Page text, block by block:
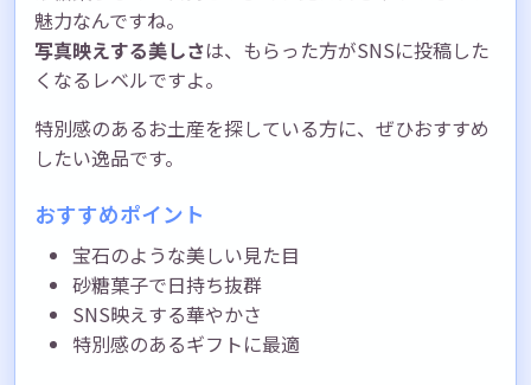
魅力なんですね。
写真映えする美しさは、もらった方がSNSに投稿した
くなるレベルですよ。
特別感のあるお土産を探している方に、ぜひおすすめ
したい逸品です。
おすすめポイント
宝石のような美しい見た目
砂糖菓子で日持ち抜群
SNS映えする華やかさ
特別感のあるギフトに最適